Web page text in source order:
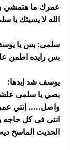
عمرك ما هتمشي
الله لا يسيئك يا
سلمى: بس يا يوسف
بس رايده اطمن
يوسف شد إيدها:
بصي يا سلمى
واصل..... إنتي
انتى فى كل
الحديت الماسخ ديه